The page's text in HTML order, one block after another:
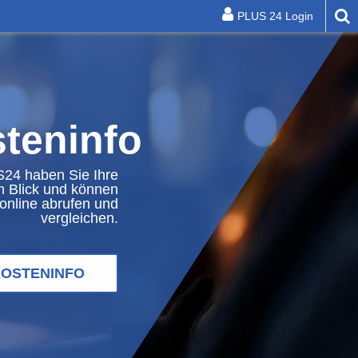
Tarife
Tarife
Aktionen
Fernkälte
Energieoptimierung
Dienstleistungen
Service
Frequenzmonitor
Laden
Kundenzentrum
STROM
GAS
WÄRME
LINZ
SERVICE
GmbH
PLUS 24 Login
haben Sie Ihre
Blick und können
abrufen und
vergleichen.